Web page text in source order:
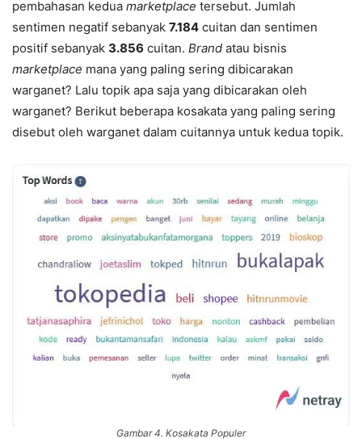
pembahasan kedua marketplace tersebut. Jumlah
sentimen negatif sebanyak 7.184 cuitan dan sentimen
positif sebanyak 3.856 cuitan. Brand atau bisnis
marketplace mana yang paling sering dibicarakan
warganet? Lalu topik apa saja yang dibicarakan oleh
warganet? Berikut beberapa kosakata yang paling sering
disebut oleh warganet dalam cuitannya untuk kedua topik.
Gambar 4. Kosakata Populer